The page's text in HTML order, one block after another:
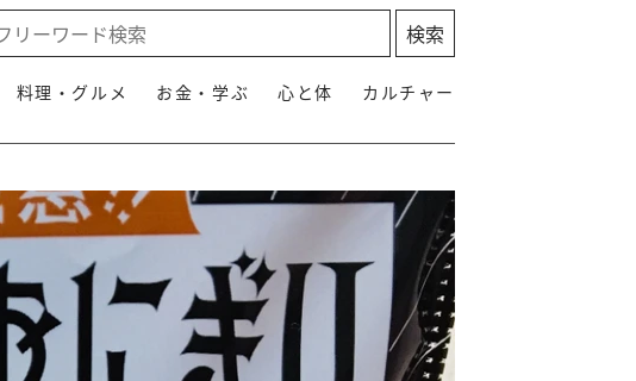
料理・グルメ お金・学ぶ 心と体 カルチャー